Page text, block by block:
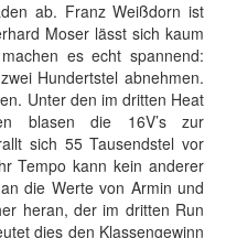
ab. Franz Weißdorn ist
Moser lässt sich kaum
es echt spannend:
Hundertstel abnehmen.
Unter den im dritten Heat
blasen die 16V’s zur
sich 55 Tausendstel vor
Tempo kann kein anderer
die Werte von Armin und
heran, der im dritten Run
dies den Klassengewinn